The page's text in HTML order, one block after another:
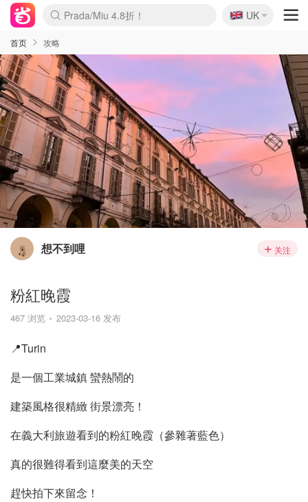
Prada/Miu 4.8折！
🇬🇧
UK
首页 攻略
想不到哩 关注
粉紅晚霞
467 浏览 2023-03-16 发布
📍Turin
是一個工業城鎮 蠻熱鬧的
建築風格很精緻 街景漂亮！
在義大利旅遊看到的粉紅晚霞（參雜著藍色）
真的很難得看到這麼美的天空
趕快拍下來留念！